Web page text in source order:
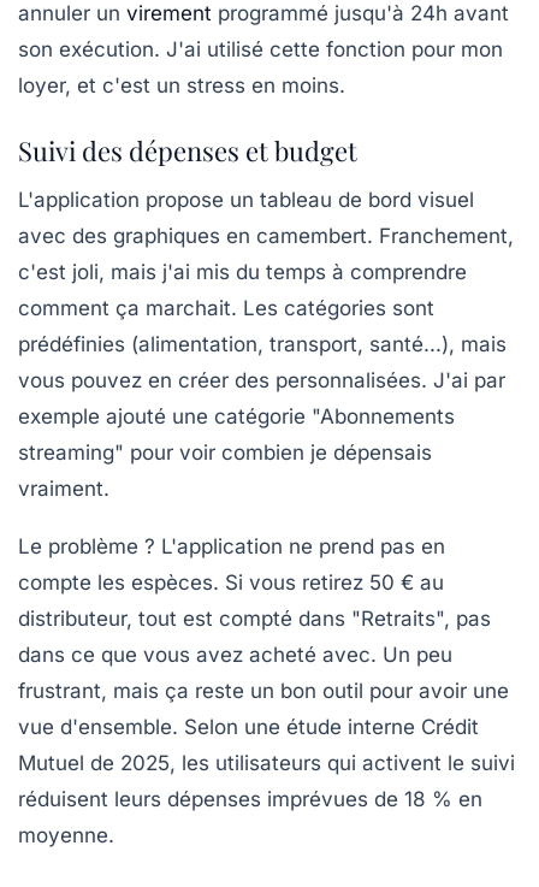
annuler un virement programmé jusqu'à 24h avant
son exécution. J'ai utilisé cette fonction pour mon
loyer, et c'est un stress en moins.
Suivi des dépenses et budget
L'application propose un tableau de bord visuel
avec des graphiques en camembert. Franchement,
c'est joli, mais j'ai mis du temps à comprendre
comment ça marchait. Les catégories sont
prédéfinies (alimentation, transport, santé...), mais
vous pouvez en créer des personnalisées. J'ai par
exemple ajouté une catégorie "Abonnements
streaming" pour voir combien je dépensais
vraiment.
Le problème ? L'application ne prend pas en
compte les espèces. Si vous retirez 50 € au
distributeur, tout est compté dans "Retraits", pas
dans ce que vous avez acheté avec. Un peu
frustrant, mais ça reste un bon outil pour avoir une
vue d'ensemble. Selon une étude interne Crédit
Mutuel de 2025, les utilisateurs qui activent le suivi
réduisent leurs dépenses imprévues de 18 % en
moyenne.